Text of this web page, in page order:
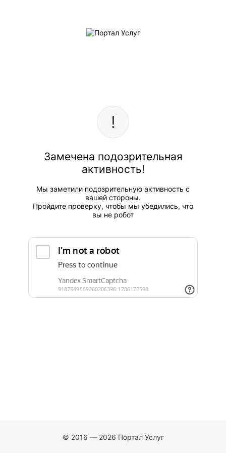
Замечена подозрительная
активность!
Мы заметили подозрительную активность с
вашей стороны.
Пройдите проверку, чтобы мы убедились, что
вы не робот
© 2016 — 2026 Портал Услуг